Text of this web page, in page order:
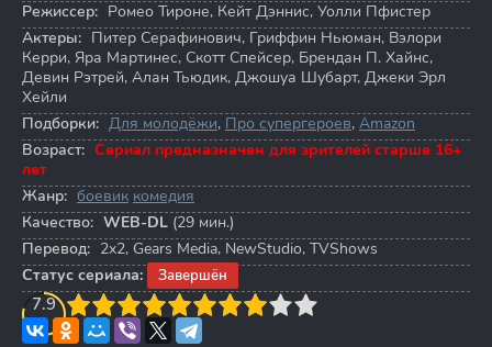
Режиссер: Ромео Тироне, Кейт Дэннис, Уолли Пфистер
Актеры: Питер Серафинович, Гриффин Ньюман, Вэлори
Керри, Яра Мартинес, Скотт Спейсер, Брендан П. Хайнс,
Девин Рэтрей, Алан Тьюдик, Джошуа Шубарт, Джеки Эрл
Хейли
Подборки: Для молодёжи, Про супергероев, Amazon
Возраст: Сериал предназначен для зрителей старше 16+
лет
Жанр: боевик комедия
Качество: WEB-DL (29 мин.)
Перевод: 2x2, Gears Media, NewStudio, TVShows
Статус сериала:
Завершён
7.9
4 5 6 7 8 9 10